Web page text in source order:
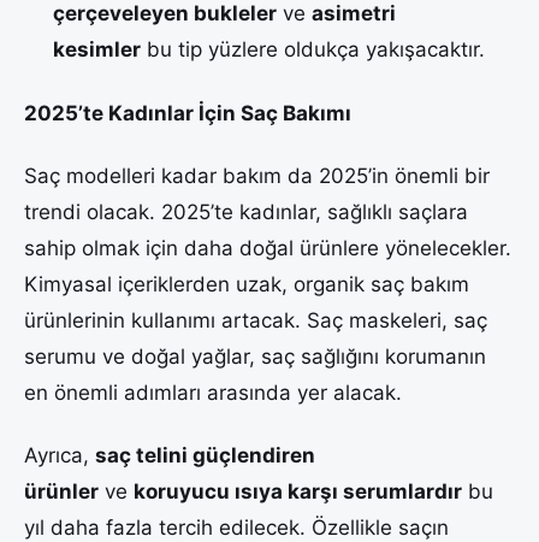
çerçeveleyen buklelerve asimetri
kesimlerbu tip yüzlere oldukça yakışacaktır.
2025’te Kadınlar İçin Saç Bakımı
Saç modelleri kadar bakım da 2025’in önemli bir
trendi olacak. 2025’te kadınlar, sağlıklı saçlara
sahip olmak için daha doğal ürünlere yönelecekler.
Kimyasal içeriklerden uzak, organik saç bakım
ürünlerinin kullanımı artacak. Saç maskeleri, saç
serumu ve doğal yağlar, saç sağlığını korumanın
en önemli adımları arasında yer alacak.
Ayrıca, saç telini güçlendiren
ürünler ve koruyucu ısıya karşı serumlardır bu
yıl daha fazla tercih edilecek. Özellikle saçın